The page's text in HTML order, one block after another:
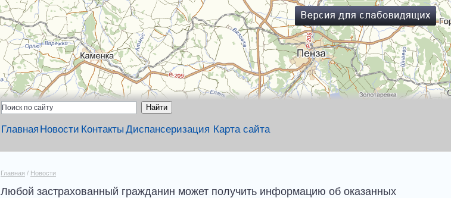
Главная Новости Контакты Диспансеризация Карта сайта
Главная / Новости
Любой застрахованный гражданин может получить информацию об оказанных